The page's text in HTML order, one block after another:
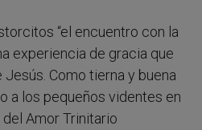
“el encuentro con la
experiencia de gracia que
Jesús. Como tierna y buena
a los pequeños videntes en
Amor Trinitario